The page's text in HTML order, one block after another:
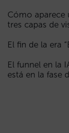
Cómo aparece
tres capas de
El fin de la era
El funnel en la
está en la fase